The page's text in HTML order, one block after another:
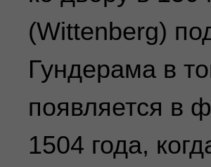
(Wittenberg)
Гундерама в
появляется в
1504 года,